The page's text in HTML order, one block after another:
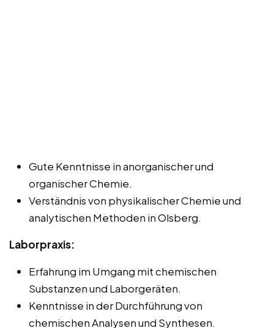
Gute Kenntnisse in anorganischer und
organischer Chemie.
Verständnis von physikalischer Chemie und
analytischen Methoden in Olsberg.
Laborpraxis:
Erfahrung im Umgang mit chemischen
Substanzen und Laborgeräten.
Kenntnisse in der Durchführung von
chemischen Analysen und Synthesen.